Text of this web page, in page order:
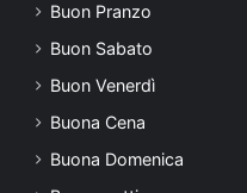
Buon Pranzo
Buon Sabato
Buon Venerdì
Buona Cena
Buona Domenica